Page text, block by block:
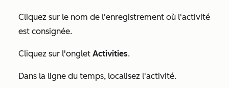
Cliquez sur le nom de l'enregistrement où l'activité
est consignée.
Cliquez sur l'onglet Activities.
Dans la ligne du temps, localisez l'activité.